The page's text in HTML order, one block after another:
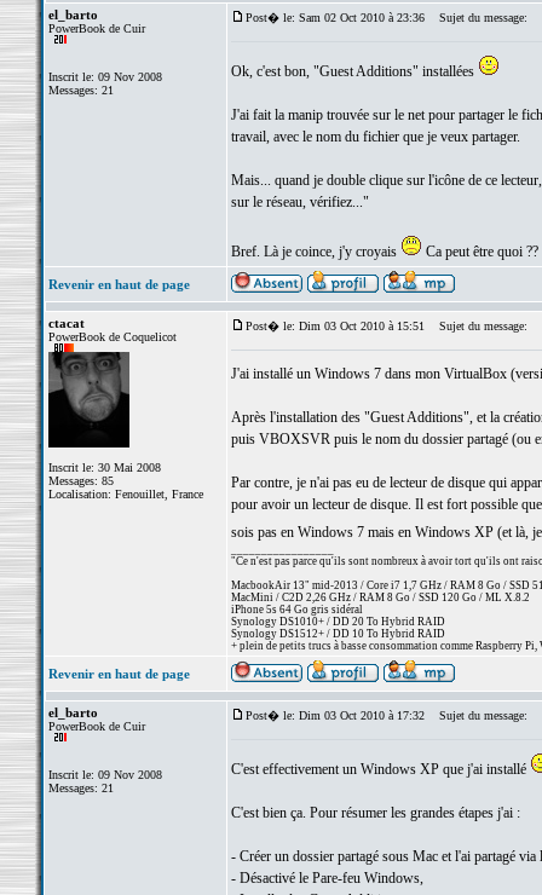
el_barto
PowerBook de Cuir
Inscrit le: 09 Nov 2008
Messages: 21
Post� le: Sam 02 Oct 2010 à 23:36 Sujet du message:
Ok, c'est bon, "Guest Additions" installées
J'ai fait la manip trouvée sur le net pour partager le
travail, avec le nom du fichier que je veux partager.
Mais... quand je double clique sur l'icône de ce
sur le réseau, vérifiez..."
Bref. Là je coince, j'y croyais Ca peut être quoi ??
Revenir en haut de page
ctacat
PowerBook de Coquelicot
Inscrit le: 30 Mai 2008
Messages: 85
Localisation: Fenouillet, France
Post� le: Dim 03 Oct 2010 à 15:51 Sujet du message:
J'ai installé un Windows 7 dans mon VirtualBox
Après l'installation des "Guest Additions", et la
puis VBOXSVR puis le nom du dossier partagé (ou
Par contre, je n'ai pas eu de lecteur de disque qui
pour avoir un lecteur de disque. Il est fort possible
sois pas en Windows 7 mais en Windows XP (et là,
"Ce n'est pas parce qu'ils sont nombreux à avoir tort qu'ils ont
MacbookAir 13" mid-2013 / Core i7 1,7 GHz / RAM 8 Go / SSD
MacMini / C2D 2,26 GHz / RAM 8 Go / SSD 120 Go / ML X.8.2
iPhone 5s 64 Go gris sidéral
Synology DS1010+ / DD 20 To Hybrid RAID
Synology DS1512+ / DD 10 To Hybrid RAID
+ plein de petits trucs à basse consommation comme Raspberry Pi,
Revenir en haut de page
el_barto
PowerBook de Cuir
Inscrit le: 09 Nov 2008
Messages: 21
Post� le: Dim 03 Oct 2010 à 17:32 Sujet du message:
C'est effectivement un Windows XP que j'ai installé
C'est bien ça. Pour résumer les grandes étapes j'ai :
- Créer un dossier partagé sous Mac et l'ai partagé
- Désactivé le Pare-feu Windows,